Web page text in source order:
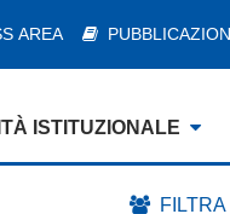
AREA
ISTITUZIONALE